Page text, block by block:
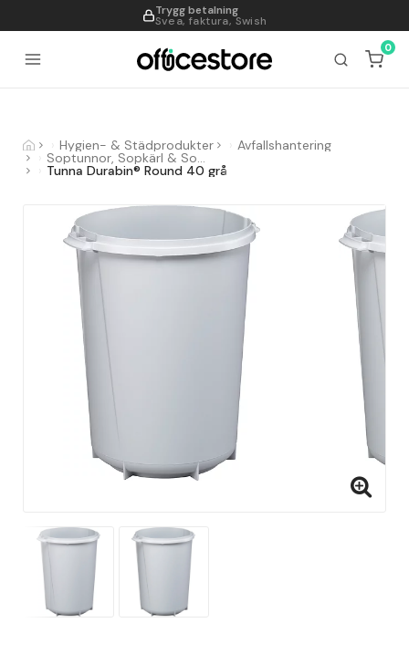
Trygg betalning
Svea, faktura, Swish
995
0
Hygien- & Städprodukter Avfallshantering
Soptunnor, Sopkärl & Sopsorteringskärl
Tunna Durabin® Round 40 grå